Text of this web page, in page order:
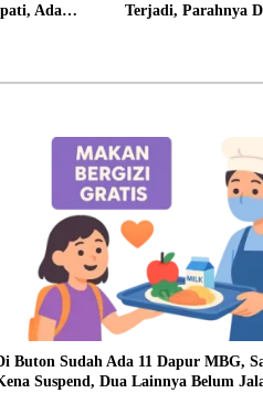
Ada
Terjadi, Parahnya
Buton Sudah Ada 11 Dapur MBG,
Suspend, Dua Lainnya Belum